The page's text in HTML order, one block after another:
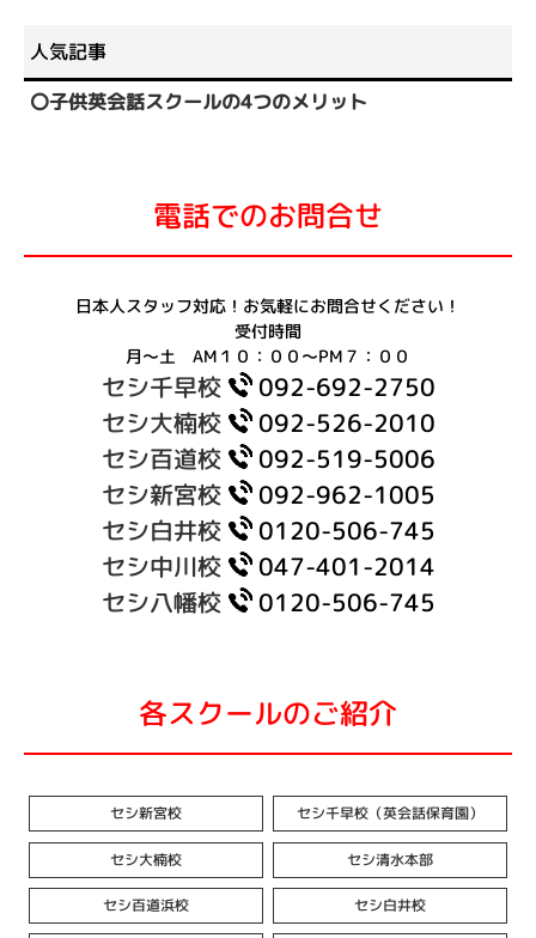
人気記事
子供英会話スクールの4つのメリット
電話でのお問合せ
日本人スタッフ対応！お気軽にお問合せください！
受付時間
月～土 AM１０：００～PM７：００
セシ千早校
092-692-2750
セシ大楠校
092-526-2010
セシ百道校
092-519-5006
セシ新宮校
092-962-1005
セシ白井校
0120-506-745
セシ中川校
047-401-2014
セシ八幡校
0120-506-745
各スクールのご紹介
セシ新宮校 セシ千早校（英会話保育園）
セシ大楠校 セシ清水本部
セシ百道浜校 セシ白井校